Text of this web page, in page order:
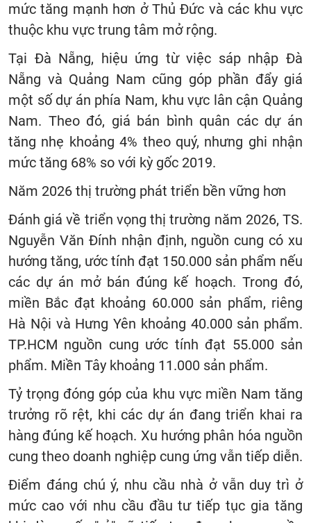
mức tăng mạnh hơn ở Thủ Đức và các khu vực
thuộc khu vực trung tâm mở rộng.
Tại Đà Nẵng, hiệu ứng từ việc sáp nhập Đà
Nẵng và Quảng Nam cũng góp phần đẩy giá
một số dự án phía Nam, khu vực lân cận Quảng
Nam. Theo đó, giá bán bình quân các dự án
tăng nhẹ khoảng 4% theo quý, nhưng ghi nhận
mức tăng 68% so với kỳ gốc 2019.
Năm 2026 thị trường phát triển bền vững hơn
Đánh giá về triển vọng thị trường năm 2026, TS.
Nguyễn Văn Đính nhận định, nguồn cung có xu
hướng tăng, ước tính đạt 150.000 sản phẩm nếu
các dự án mở bán đúng kế hoạch. Trong đó,
miền Bắc đạt khoảng 60.000 sản phẩm, riêng
Hà Nội và Hưng Yên khoảng 40.000 sản phẩm.
TP.HCM nguồn cung ước tính đạt 55.000 sản
phẩm. Miền Tây khoảng 11.000 sản phẩm.
Tỷ trọng đóng góp của khu vực miền Nam tăng
trưởng rõ rệt, khi các dự án đang triển khai ra
hàng đúng kế hoạch. Xu hướng phân hóa nguồn
cung theo doanh nghiệp cung ứng vẫn tiếp diễn.
Điểm đáng chú ý, nhu cầu nhà ở vẫn duy trì ở
mức cao với nhu cầu đầu tư tiếp tục gia tăng